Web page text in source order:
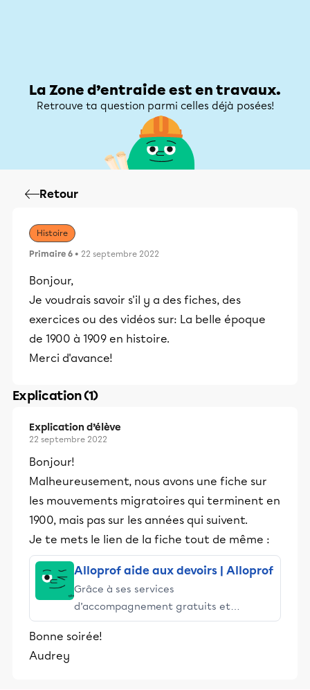
La Zone d’entraide est en travaux.
Retrouve ta question parmi celles déjà posées!
Retour
Histoire
Primaire 6 • 22 septembre 2022
Bonjour,
Je voudrais savoir s'il y a des fiches, des
exercices ou des vidéos sur: La belle époque
de 1900 à 1909 en histoire.
Merci d'avance!
Explication (1)
Explication d’élève
22 septembre 2022
Bonjour!
Malheureusement, nous avons une fiche sur
les mouvements migratoires qui terminent en
1900, mais pas sur les années qui suivent.
Je te mets le lien de la fiche tout de même :
Alloprof aide aux devoirs | Alloprof
Grâce à ses services
d’accompagnement gratuits et
stimulants, Alloprof engage les élèves
et leurs parents dans la réussite
Bonne soirée!
Audrey